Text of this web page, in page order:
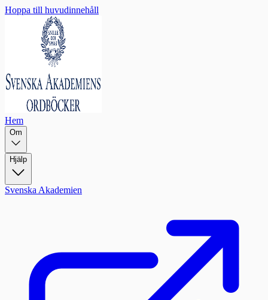
Hoppa till huvudinnehåll
Hem
Om
Hjälp
Svenska Akademien